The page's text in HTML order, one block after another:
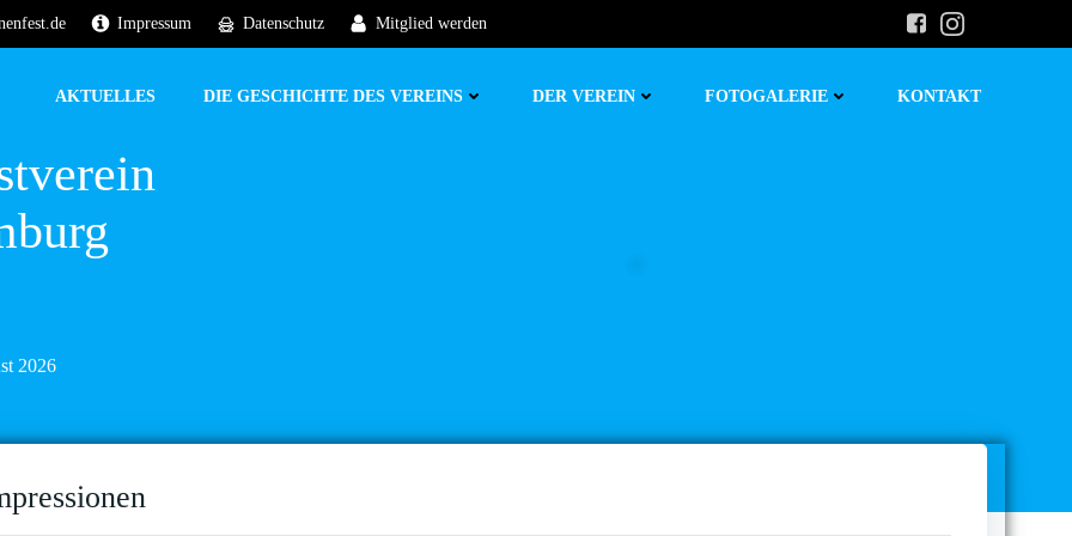
Impressum Datenschutz Mitglied werden
AKTUELLES DIE GESCHICHTE DES VEREINS DER VEREIN FOTOGALERIE KONTAKT
2026